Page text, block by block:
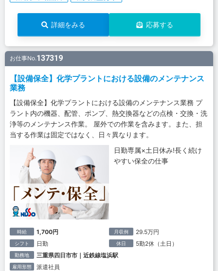
詳細をみる 応募する
お仕事No.137319
【設備保全】化学プラントにおける設備のメンテナンス
業務
【設備保全】化学プラントにおける設備のメンテナンス業務 プ
ラント内の機器、配管、ポンプ、熱交換器などの点検・交換・洗
浄等のメンテナンス作業。 屋外での作業を含みます。また、担
当する作業は固定ではなく、日々異なります。
日勤専属×土日休み!長く続け
やすい保全の仕事
時給 1,700円 月収例 29.5万円
シフト 日勤 休日 5勤2休（土日）
勤務地 三重県四日市市｜近鉄線塩浜駅
雇用形態 派遣社員